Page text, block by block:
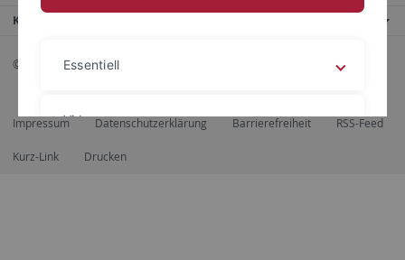
Kontaktinfo
© 2026 Eberhard Karls Universität Tübingen, Tübingen
Impressum Datenschutzerklärung Barrierefreiheit RSS-Feed
Kurz-Link Drucken
Essentiell
Videos